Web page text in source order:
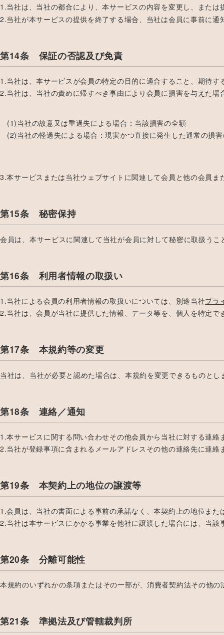
1.当社は、当社の都合により、本サービスの内容を変更し、また
2.当社が本サービスの提供を終了する場合、当社は会員に事前に通
第14条 保証の否認及び免責
1.当社は、本サービスが会員の特定の目的に適合すること、期待
2.当社は、当社の責めに帰すべき事由により会員に損害を与えた
(1)当社の故意又は重過失による場合：当該損害の全額
(2)当社の軽過失による場合：現実かつ直接に発生した通常の損
3.本サービスまたは当社ウェブサイトに関連して会員と他の会員
第15条 秘密保持
会員は、本サービスに関連して当社が会員に対して秘密に取扱う
第16条 利用者情報の取扱い
1.当社による会員の利用者情報の取扱いについては、別途当社プラ
2.当社は、会員が当社に提供した情報、データ等を、個人を特定
第17条 本規約等の変更
当社は、当社が必要と認めた場合は、本規約を変更できるものと
第18条 連絡／通知
1.本サービスに関する問い合わせその他会員から当社に対する連
2.当社が登録事項に含まれるメールアドレスその他の連絡先に連
第19条 本契約上の地位の譲渡等
1.会員は、当社の書面による事前の承諾なく、本契約上の地位ま
2.当社は本サービスにかかる事業を他社に譲渡した場合には、当
第20条 分離可能性
本規約のいずれかの条項またはその一部が、消費者契約法その他
第21条 準拠法及び管轄裁判所